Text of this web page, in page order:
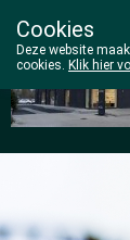
Cookies
Deze website
cookies. Klik hier